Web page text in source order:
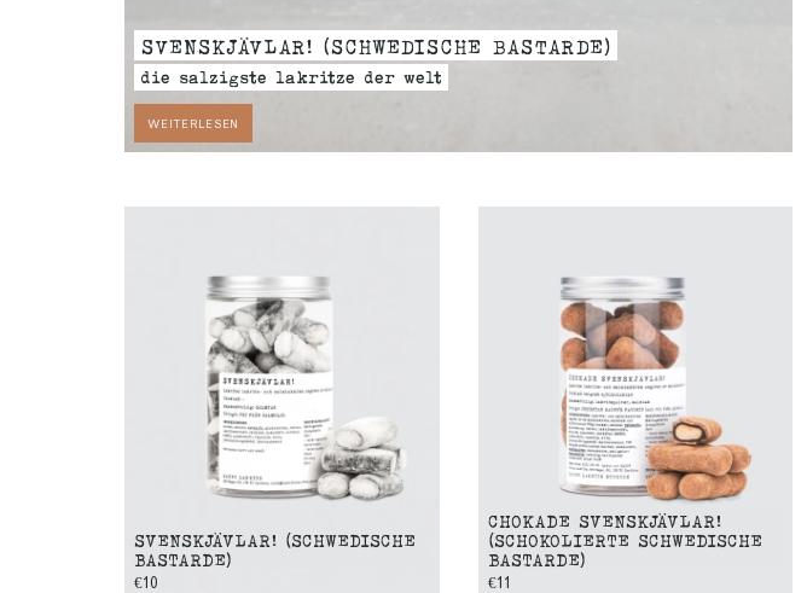
SVENSKJÄVLAR! (SCHWEDISCHE BASTARDE)
die salzigste lakritze der welt
WEITERLESEN
SVENSKJÄVLAR! (SCHWEDISCHE
BASTARDE)
€10
CHOKADE SVENSKJÄVLAR!
(SCHOKOLIERTE SCHWEDISCHE
BASTARDE)
€11